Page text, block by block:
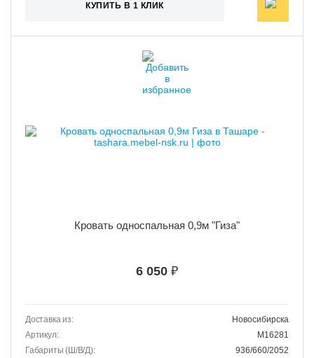
КУПИТЬ В 1 КЛИК
Кровать односпальная 0,9м "Гиза"
6 050 ₽
Доставка из:
Новосибирска
Артикул:
M16281
Габариты (Ш/В/Д):
936/660/2052